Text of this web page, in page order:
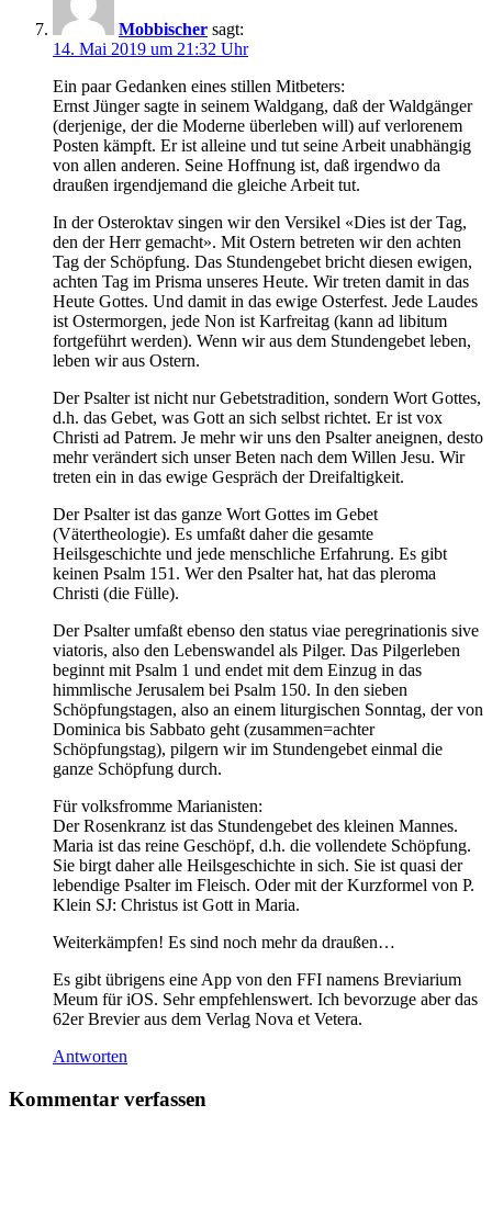
Mobbischer sagt:
14. Mai 2019 um 21:32 Uhr
Ein paar Gedanken eines stillen Mitbeters:
Ernst Jünger sagte in seinem Waldgang, daß der Waldgänger
(derjenige, der die Moderne überleben will) auf verlorenem
Posten kämpft. Er ist alleine und tut seine Arbeit unabhängig
von allen anderen. Seine Hoffnung ist, daß irgendwo da
draußen irgendjemand die gleiche Arbeit tut.
In der Osteroktav singen wir den Versikel «Dies ist der Tag,
den der Herr gemacht». Mit Ostern betreten wir den achten
Tag der Schöpfung. Das Stundengebet bricht diesen ewigen,
achten Tag im Prisma unseres Heute. Wir treten damit in das
Heute Gottes. Und damit in das ewige Osterfest. Jede Laudes
ist Ostermorgen, jede Non ist Karfreitag (kann ad libitum
fortgeführt werden). Wenn wir aus dem Stundengebet leben,
leben wir aus Ostern.
Der Psalter ist nicht nur Gebetstradition, sondern Wort Gottes,
d.h. das Gebet, was Gott an sich selbst richtet. Er ist vox
Christi ad Patrem. Je mehr wir uns den Psalter aneignen, desto
mehr verändert sich unser Beten nach dem Willen Jesu. Wir
treten ein in das ewige Gespräch der Dreifaltigkeit.
Der Psalter ist das ganze Wort Gottes im Gebet
(Vätertheologie). Es umfaßt daher die gesamte
Heilsgeschichte und jede menschliche Erfahrung. Es gibt
keinen Psalm 151. Wer den Psalter hat, hat das pleroma
Christi (die Fülle).
Der Psalter umfaßt ebenso den status viae peregrinationis sive
viatoris, also den Lebenswandel als Pilger. Das Pilgerleben
beginnt mit Psalm 1 und endet mit dem Einzug in das
himmlische Jerusalem bei Psalm 150. In den sieben
Schöpfungstagen, also an einem liturgischen Sonntag, der von
Dominica bis Sabbato geht (zusammen=achter
Schöpfungstag), pilgern wir im Stundengebet einmal die
ganze Schöpfung durch.
Für volksfromme Marianisten:
Der Rosenkranz ist das Stundengebet des kleinen Mannes.
Maria ist das reine Geschöpf, d.h. die vollendete Schöpfung.
Sie birgt daher alle Heilsgeschichte in sich. Sie ist quasi der
lebendige Psalter im Fleisch. Oder mit der Kurzformel von P.
Klein SJ: Christus ist Gott in Maria.
Weiterkämpfen! Es sind noch mehr da draußen…
Es gibt übrigens eine App von den FFI namens Breviarium
Meum für iOS. Sehr empfehlenswert. Ich bevorzuge aber das
62er Brevier aus dem Verlag Nova et Vetera.
Antworten
Kommentar verfassen